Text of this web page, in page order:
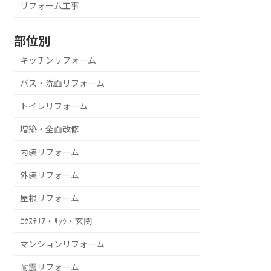
リフォーム工事
部位別
キッチンリフォーム
バス・洗面リフォーム
トイレリフォーム
増築・全面改修
内装リフォーム
外装リフォーム
屋根リフォーム
ｴｸｽﾃﾘｱ・ｻｯｼ・玄関
マンションリフォーム
耐震リフォーム